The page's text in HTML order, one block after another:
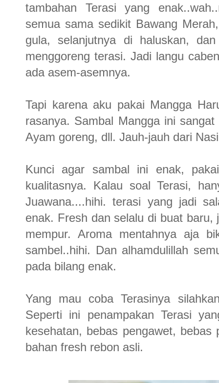
tambahan Terasi yang
semua sama sedikit Bawang
gula, selanjutnya di haluskan,
menggoreng terasi. Jadi langu
ada asem-asemnya.
Tapi karena aku pakai Mangga
rasanya. Sambal Mangga ini
Ayam goreng, dll. Jauh-jauh dari
Kunci agar sambal ini enak,
kualitasnya. Kalau soal Terasi,
Juawana....hihi. terasi yang jadi
enak. Fresh dan selalu di buat
mempur. Aroma mentahnya aja
sambel..hihi. Dan alhamdulillah
pada bilang enak.
Yang mau coba Terasinya
Seperti ini penampakan Terasi
kesehatan, bebas pengawet,
bahan fresh rebon asli.